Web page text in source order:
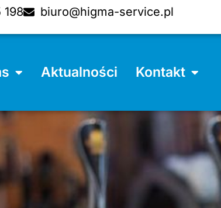
198 biuro@higma-service.pl
Aktualności Kontakt